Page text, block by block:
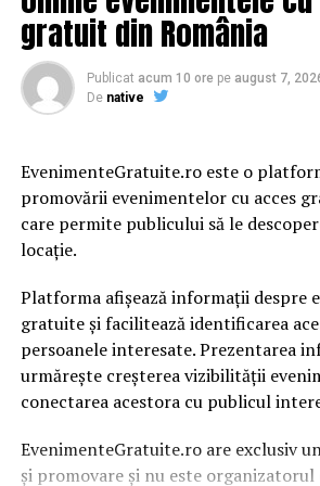
minoritate naţională istorică are o
semnificativă şi care, împreună,
NUTS 2 prevăzute în Regulamentul
”UDMR consideră că, în Anul
interetnică să fie transpuse în lege,
formulate în Rezoluţia adoptată la
de la Alba Iulia. Democraţia se
drept, iar democraţia românească
implementează în legislaţia română”,
SURSA: news.ro
ARTICOLE PE ACEIASI TEMA: PRIMA
URMATORUL
HOROSCOP, 4 DECEMBRIE! Zodia care
gratuit din România
Publicat acum 10 ore pe august 7,
De native
EvenimenteGratuite.ro este o
promovării evenimentelor cu acces
care permite publicului să le
locație.
Platforma afișează informații despre
gratuite și facilitează identificarea
persoanele interesate. Prezentarea
urmărește creșterea vizibilității
conectarea acestora cu publicul
EvenimenteGratuite.ro are exclusiv
și promovare și nu este